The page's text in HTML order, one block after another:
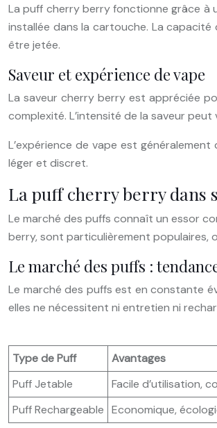
La puff cherry berry fonctionne grâce à
installée dans la cartouche. La
être jetée.
Saveur et expérience de vape
La saveur cherry berry est appréciée
complexité. L’intensité de la saveur
L’expérience de vape est
léger et discret.
La puff cherry berry dans
Le marché des puffs connaît un essor
berry, sont particulièrement populaires,
Le marché des puffs :
Le marché des puffs est en constante
elles ne nécessitent ni entretien ni
Type de Puff Avantages
Puff Jetable
Facile d’utilisation,
Puff Rechargeable Economique,